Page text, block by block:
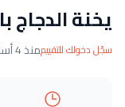
يخنة
سجّل دخولك للتقييممنذ 4 أسابيع